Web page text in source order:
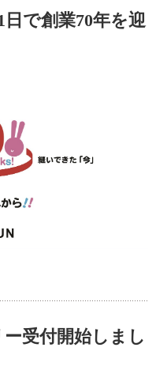
で創業70年を迎
受付開始しまし